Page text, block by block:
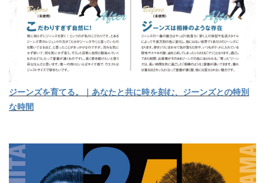
ジーンズを育てる。｜あなたと共に時を刻む、ジーンズとの特別
な時間